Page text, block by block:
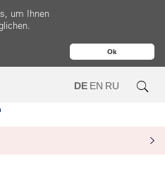
Ok
um Ihnen
DE EN RU